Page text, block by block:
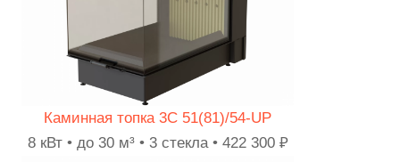
Каминная топка 3C 51(81)/54-UP
8 кВт • до 30 м³ • 3 стекла • 422 300 ₽